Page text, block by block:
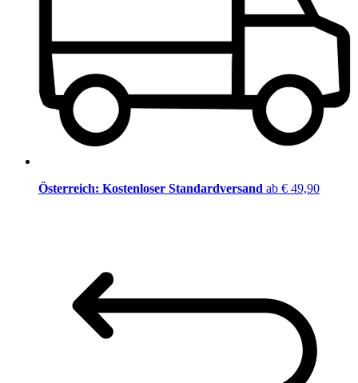
Österreich: Kostenloser Standardversand ab € 49,90